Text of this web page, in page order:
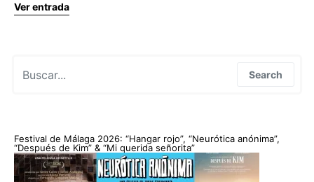
Ver entrada
Search
Festival de Málaga 2026: “Hangar rojo”, “Neurótica anónima”,
“Después de Kim” & “Mi querida señorita”